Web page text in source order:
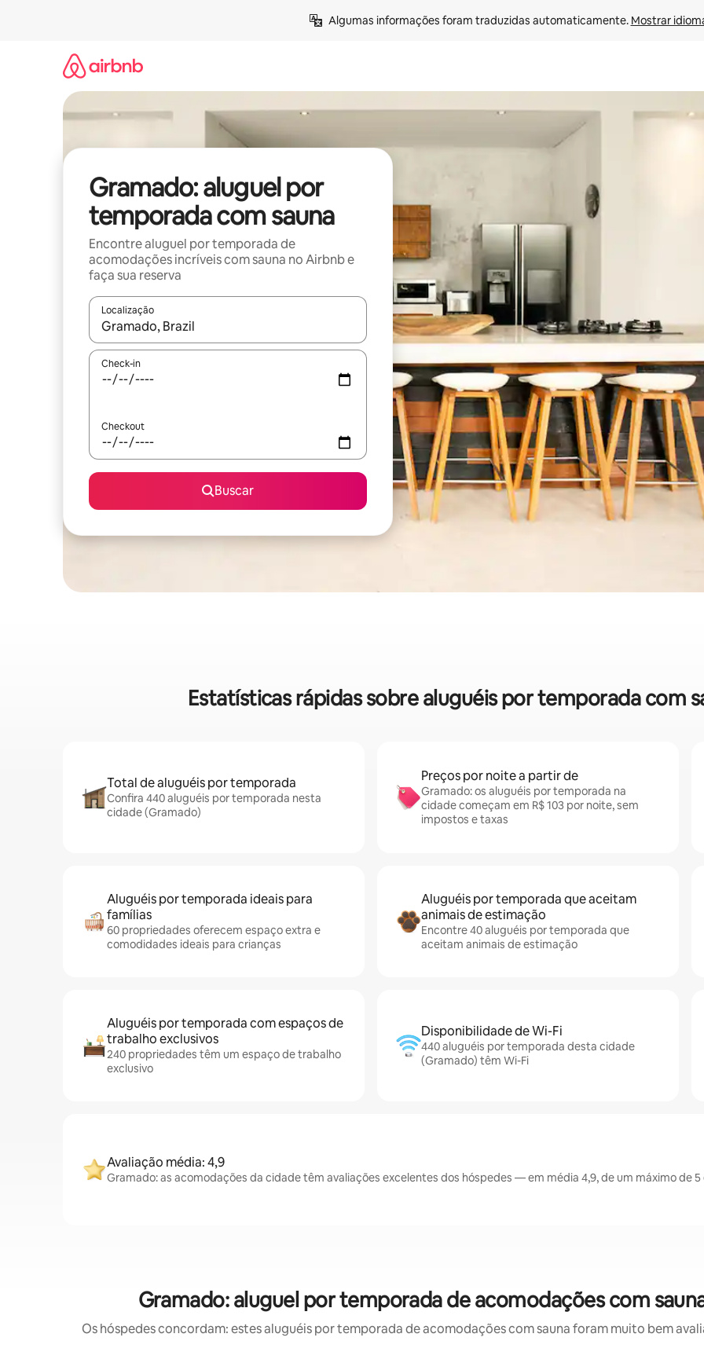
Algumas informações foram traduzidas automaticamente. Mostrar
Gramado: aluguel por
temporada com sauna
Encontre aluguel por temporada de
acomodações incríveis com sauna no Airbnb e
faça sua reserva
Localização
Quando os resultados estiverem disponíveis, explore-os usando as seta para cima e para baixo do teclado ou tocando
Check-in
Checkout
Buscar
Estatísticas rápidas sobre aluguéis por temporada com
Total de aluguéis por temporada
Confira 440 aluguéis por temporada nesta
cidade (Gramado)
Preços por noite a partir de
Gramado: os aluguéis por temporada na
cidade começam em R$ 103 por noite, sem
impostos e taxas
Aluguéis por temporada ideais para
famílias
60 propriedades oferecem espaço extra e
comodidades ideais para crianças
Aluguéis por temporada que aceitam
animais de estimação
Encontre 40 aluguéis por temporada que
aceitam animais de estimação
Aluguéis por temporada com espaços de
trabalho exclusivos
240 propriedades têm um espaço de trabalho
exclusivo
Disponibilidade de Wi-Fi
440 aluguéis por temporada desta cidade
(Gramado) têm Wi-Fi
Avaliação média: 4,9
Gramado: as acomodações da cidade têm avaliações excelentes dos hóspedes — em média 4,9, de um máximo de 5
Gramado: aluguel por temporada de acomodações com
Os hóspedes concordam: estes aluguéis por temporada de acomodações com sauna foram muito bem